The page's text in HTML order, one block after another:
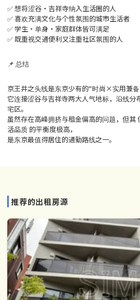
✅ 想将涩谷・吉祥寺纳入生活圈的人
✅ 喜欢充满文化与个性氛围的城市生活者
✅ 学生・单身・家庭群体皆可满足
✅ 既重视交通便利又注重社区氛围的人
📌 总结
京王井之头线是东京少有的“时尚×实用兼备
它连接涩谷与吉祥寺两大人气地标，沿线分
宅区。
虽然存在高峰拥挤与租金偏高的问题，但其
活品质 的平衡度极高，
是东京最值得居住的通勤路线之一。
推荐的出租房源